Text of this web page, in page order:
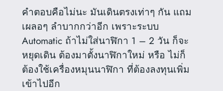
คำตอบคือไม่นะ มันเดินตรงเท่าๆ กัน แถม
เผลอๆ ลำบากกว่าอีก เพราะระบบ
Automatic ถ้าไม่ใส่นาฬิกา 1 – 2 วัน ก็จะ
หยุดเดิน ต้องมาตั้งนาฬิกาใหม่ หรือ ไม่ก็
ต้องใช้เครื่องหมุนนาฬิกา ที่ต้องลงทุนเพิ่ม
เข้าไปอีก